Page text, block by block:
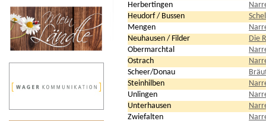
Herbertingen
Heudorf / Bussen
Mengen
Neuhausen / Filder
Die
Obermarchtal
Ostrach
Scheer/Donau
Steinhilben
Unlingen
Unterhausen
Zwiefalten